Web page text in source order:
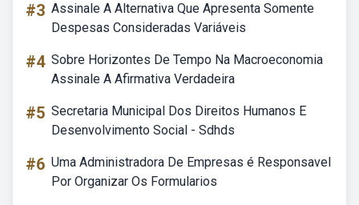
#3 Assinale A Alternativa Que Apresenta Somente
Despesas Consideradas Variáveis
#4 Sobre Horizontes De Tempo Na Macroeconomia
Assinale A Afirmativa Verdadeira
#5 Secretaria Municipal Dos Direitos Humanos E
Desenvolvimento Social - Sdhds
#6 Uma Administradora De Empresas é Responsavel
Por Organizar Os Formularios